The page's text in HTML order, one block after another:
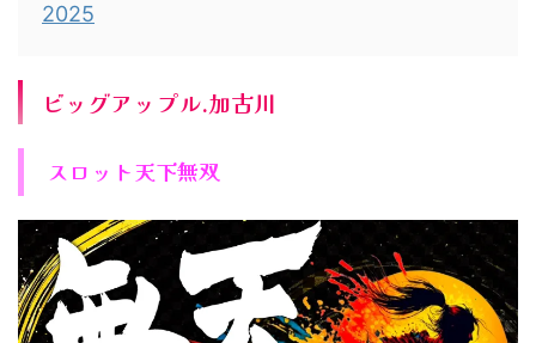
2025
ビッグアップル.加古川
スロット天下無双